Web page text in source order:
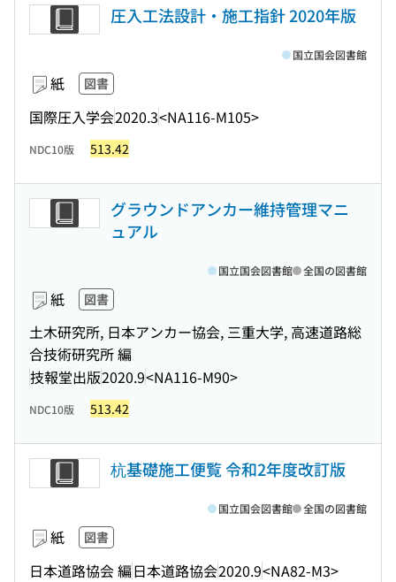
圧入工法設計・施工指針 2020年版
紙 図書
国際圧入学会2020.3<NA116-M105>
国立国会図書館
NDC10版 513.42
グラウンドアンカー維持管理マニ
ュアル
紙 図書
土木研究所, 日本アンカー協会, 三重大学, 高速道路総
合技術研究所 編
技報堂出版2020.9<NA116-M90>
国立国会図書館 全国の図書館
NDC10版 513.42
杭基礎施工便覧 令和2年度改訂版
紙 図書
日本道路協会 編日本道路協会2020.9<NA82-M3>
国立国会図書館 全国の図書館